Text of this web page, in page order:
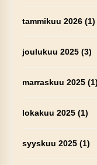
tammikuu 2026(1)
joulukuu 2025(3)
marraskuu 2025(1)
lokakuu 2025(1)
syyskuu 2025(1)